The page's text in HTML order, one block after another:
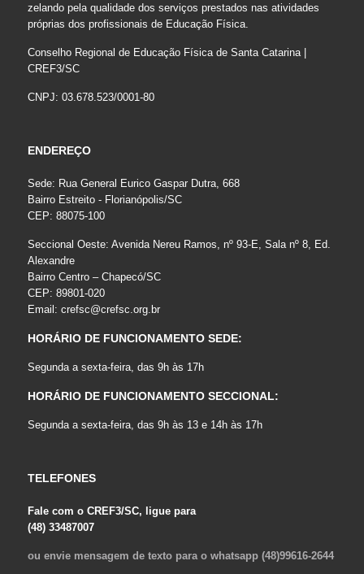
zelando pela qualidade dos serviços prestados nas atividades
próprias dos profissionais de Educação Física.
Conselho Regional de Educação Física de Santa Catarina |
CREF3/SC
CNPJ: 03.678.523/0001-80
ENDEREÇO
Sede: Rua General Eurico Gaspar Dutra, 668
Bairro Estreito - Florianópolis/SC
CEP: 88075-100
Seccional Oeste: Avenida Nereu Ramos, nº 93-E, Sala nº 8, Ed.
Alexandre
Bairro Centro – Chapecó/SC
CEP: 89801-020
Email: crefsc@crefsc.org.br
HORÁRIO DE FUNCIONAMENTO SEDE:
Segunda a sexta-feira, das 9h às 17h
HORÁRIO DE FUNCIONAMENTO SECCIONAL:
Segunda a sexta-feira, das 9h às 13 e 14h às 17h
TELEFONES
Fale com o CREF3/SC, ligue para
(48) 33487007
ou envie mensagem de texto para o whatsapp (48)99616-2644